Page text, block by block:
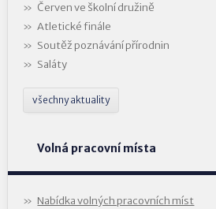
Červen ve školní družině
Atletické finále
Soutěž poznávání přírodnin
Saláty
všechny aktuality
Volná pracovní místa
Nabídka volných pracovních míst